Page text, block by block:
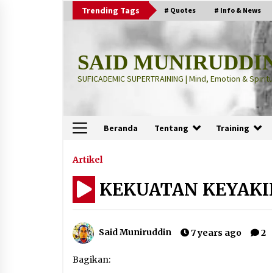
Trending Tags # Quotes # Info & News
SAID
SUFICADEMIC SUPERTRAINING | Mind, Emotion &
Beranda Tentang Training
Terbaru
“Thuma’ninah”: Cara Agama
Artikel
KEKUATAN
Said Muniruddin 7 years ago 2
Bagikan: